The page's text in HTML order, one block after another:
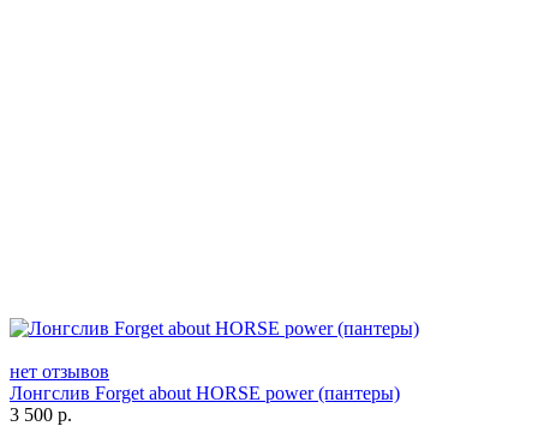
нет отзывов
Лонгслив Forget about HORSE power (пантеры)
3 500 р.